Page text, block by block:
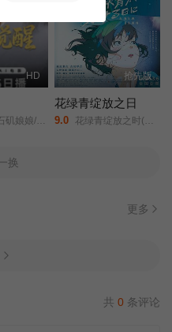
HD
白金星/牛魔王/
抢先版
花绿青绽放之日
9.0 花绿青绽放之时(港/台)/新的黎明/A New Dawn/Une aube nouvelle/
换
更多
共 0 条评论